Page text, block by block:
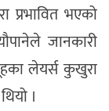
भएको
जानकारी
लेयर्स कुखुरा
।